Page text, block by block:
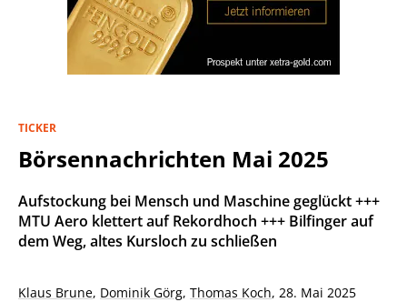
TICKER
Börsennachrichten Mai 2025
Aufstockung bei Mensch und Maschine geglückt +++
MTU Aero klettert auf Rekordhoch +++ Bilfinger auf
dem Weg, altes Kursloch zu schließen
Klaus Brune, Dominik Görg, Thomas Koch, 28. Mai 2025